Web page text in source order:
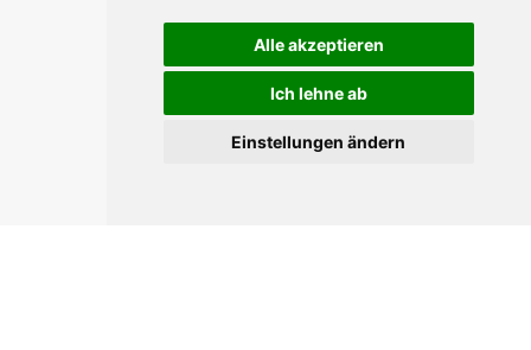
Alle akzeptieren
Ich lehne ab
Einstellungen ändern